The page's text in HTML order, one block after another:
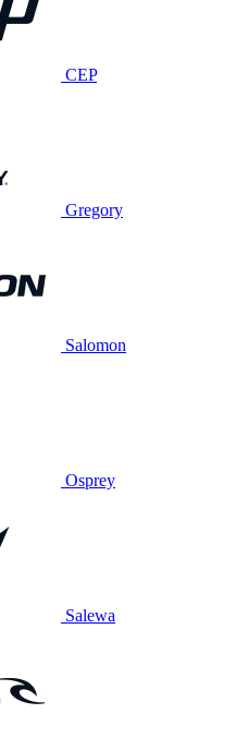
CEP
Gregory
Salomon
Osprey
Salewa